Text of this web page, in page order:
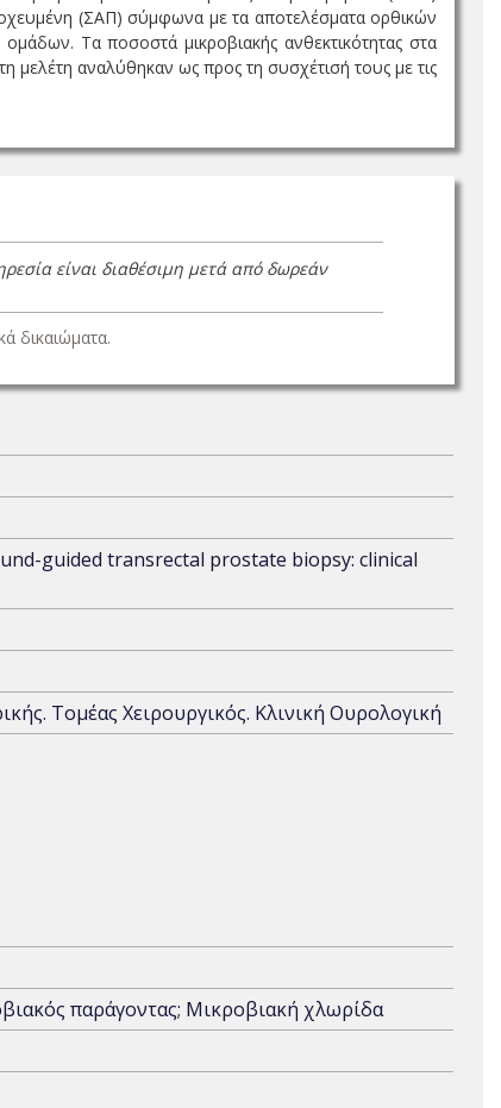
(ΣΑΠ) σύμφωνα με τα αποτελέσματα ορθικών
Τα ποσοστά μικροβιακής ανθεκτικότητας στα
μελέτη αναλύθηκαν ως προς τη συσχέτισή τους με τις
είναι διαθέσιμη μετά από δωρεάν
δικαιώματα.
guided transrectal prostate biopsy: clinical
Τομέας Χειρουργικός. Κλινική Ουρολογική
παράγοντας; Μικροβιακή χλωρίδα